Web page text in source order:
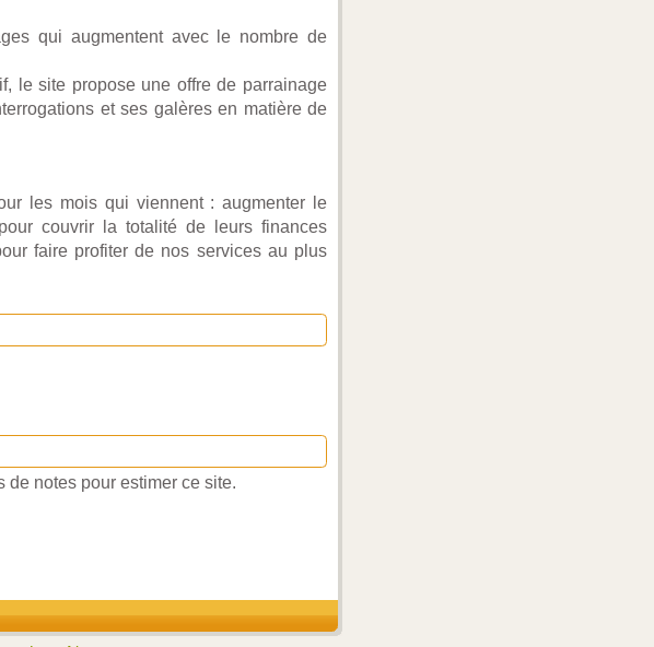
qui augmentent avec le nombre de
le site propose une offre de parrainage
et ses galères en matière de
les mois qui viennent : augmenter le
couvrir la totalité de leurs finances
faire profiter de nos services au plus
de notes pour estimer ce site.